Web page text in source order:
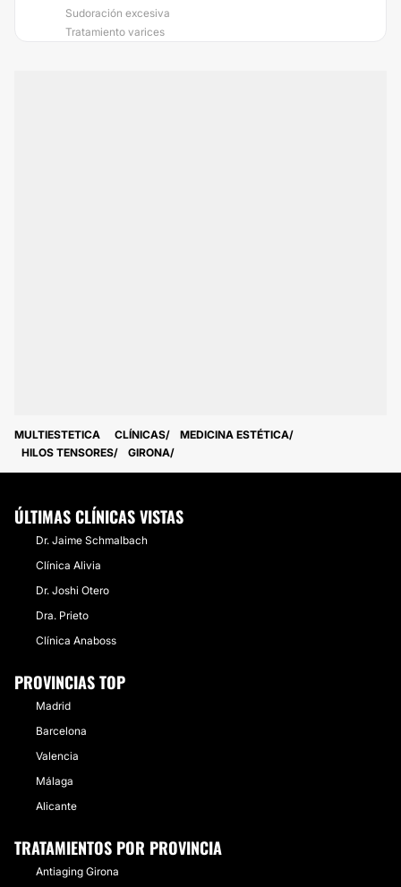
Sudoración excesiva
Tratamiento varices
MULTIESTETICA CLÍNICAS
MEDICINA ESTÉTICA
HILOS TENSORES
GIRONA
ÚLTIMAS CLÍNICAS VISTAS
Dr. Jaime Schmalbach
Clínica Alivia
Dr. Joshi Otero
Dra. Prieto
Clínica Anaboss
PROVINCIAS TOP
Madrid
Barcelona
Valencia
Málaga
Alicante
TRATAMIENTOS POR PROVINCIA
Antiaging Girona